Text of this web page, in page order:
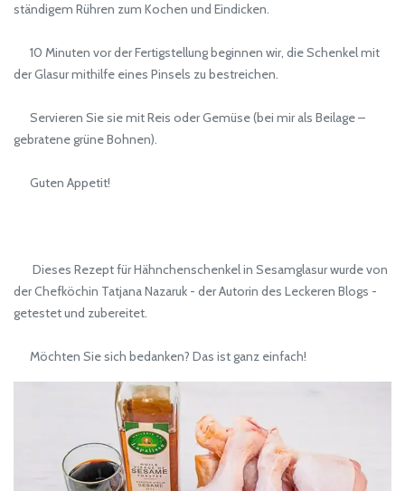
ständigem Rühren zum Kochen und Eindicken.
10 Minuten vor der Fertigstellung beginnen wir, die Schenkel mit
der Glasur mithilfe eines Pinsels zu bestreichen.
Servieren Sie sie mit Reis oder Gemüse (bei mir als Beilage –
gebratene grüne Bohnen).
Guten Appetit!
Dieses Rezept für Hähnchenschenkel in Sesamglasur wurde von
der Chefköchin Tatjana Nazaruk - der Autorin des Leckeren Blogs -
getestet und zubereitet.
Möchten Sie sich bedanken? Das ist ganz einfach!